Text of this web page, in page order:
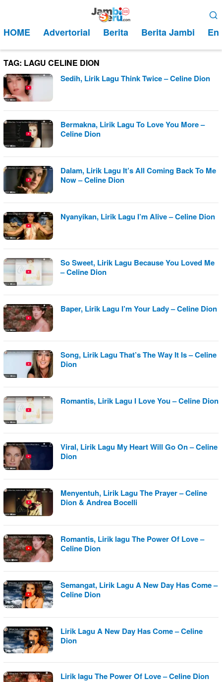
kontenMobile
HOME Advertorial Berita Berita Jambi
TAG: LAGU CELINE DION
Sedih, Lirik Lagu Think Twice – Celine Dion
Bermakna, Lirik Lagu To Love You More –
Celine Dion
Dalam, Lirik Lagu It’s All Coming Back To Me
Now – Celine Dion
Nyanyikan, Lirik Lagu I’m Alive – Celine Dion
So Sweet, Lirik Lagu Because You Loved Me
– Celine Dion
Baper, Lirik Lagu I’m Your Lady – Celine Dion
Song, Lirik Lagu That’s The Way It Is – Celine
Dion
Romantis, Lirik Lagu I Love You – Celine Dion
Viral, Lirik Lagu My Heart Will Go On – Celine
Dion
Menyentuh, Lirik Lagu The Prayer – Celine
Dion & Andrea Bocelli
Romantis, Lirik lagu The Power Of Love –
Celine Dion
Semangat, Lirik Lagu A New Day Has Come –
Celine Dion
Lirik Lagu A New Day Has Come – Celine
Dion
Lirik lagu The Power Of Love – Celine Dion